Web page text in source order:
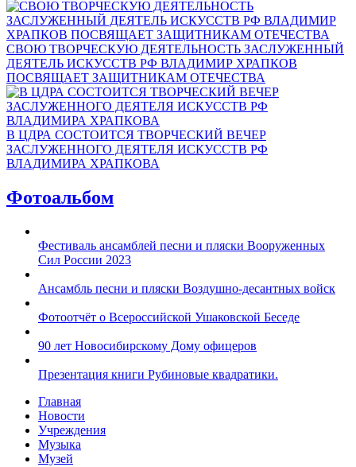
СВОЮ ТВОРЧЕСКУЮ ДЕЯТЕЛЬНОСТЬ ЗАСЛУЖЕННЫЙ
ДЕЯТЕЛЬ ИСКУССТВ РФ ВЛАДИМИР ХРАПКОВ
ПОСВЯЩАЕТ ЗАЩИТНИКАМ ОТЕЧЕСТВА
В ЦДРА СОСТОИТСЯ ТВОРЧЕСКИЙ ВЕЧЕР
ЗАСЛУЖЕННОГО ДЕЯТЕЛЯ ИСКУССТВ РФ
ВЛАДИМИРА ХРАПКОВА
Фотоальбом
Фестиваль ансамблей песни и пляски Вооруженных
Сил России 2023
Ансамбль песни и пляски Воздушно-десантных войск
Фотоотчёт о Всероссийской Ушаковской Беседе
90 лет Новосибирскому Дому офицеров
Презентация книги Рубиновые квадратики.
Главная
Новости
Учреждения
Музыка
Музей